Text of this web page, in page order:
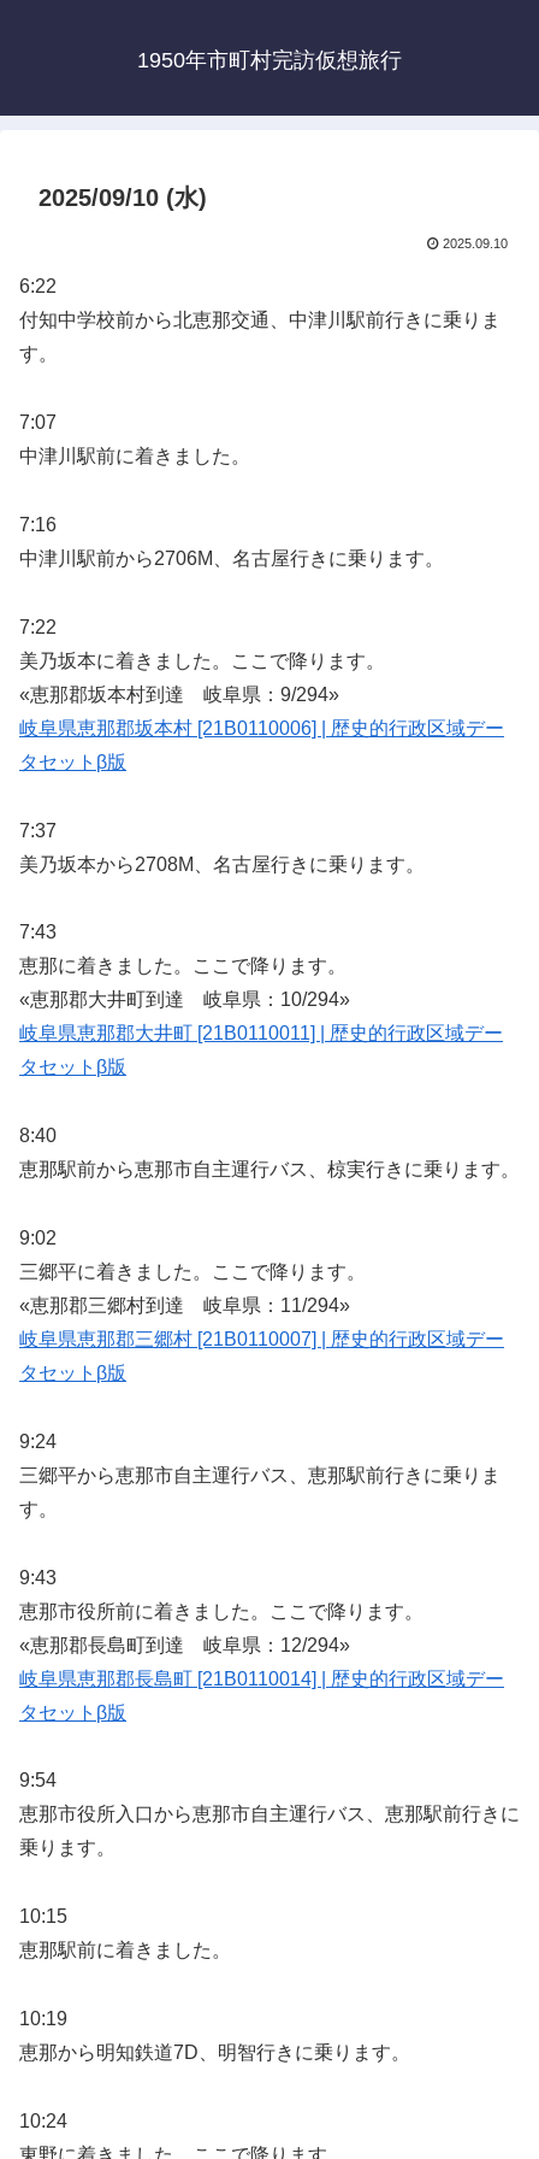
1950年市町村完訪仮想旅行
2025/09/10 (水)
2025.09.10
6:22
付知中学校前から北恵那交通、中津川駅前行きに乗りま
す。
7:07
中津川駅前に着きました。
7:16
中津川駅前から2706M、名古屋行きに乗ります。
7:22
美乃坂本に着きました。ここで降ります。
«恵那郡坂本村到達 岐阜県：9/294»
岐阜県恵那郡坂本村 [21B0110006] | 歴史的行政区域デー
タセットβ版
7:37
美乃坂本から2708M、名古屋行きに乗ります。
7:43
恵那に着きました。ここで降ります。
«恵那郡大井町到達 岐阜県：10/294»
岐阜県恵那郡大井町 [21B0110011] | 歴史的行政区域デー
タセットβ版
8:40
恵那駅前から恵那市自主運行バス、椋実行きに乗ります。
9:02
三郷平に着きました。ここで降ります。
«恵那郡三郷村到達 岐阜県：11/294»
岐阜県恵那郡三郷村 [21B0110007] | 歴史的行政区域デー
タセットβ版
9:24
三郷平から恵那市自主運行バス、恵那駅前行きに乗りま
す。
9:43
恵那市役所前に着きました。ここで降ります。
«恵那郡長島町到達 岐阜県：12/294»
岐阜県恵那郡長島町 [21B0110014] | 歴史的行政区域デー
タセットβ版
9:54
恵那市役所入口から恵那市自主運行バス、恵那駅前行きに
乗ります。
10:15
恵那駅前に着きました。
10:19
恵那から明知鉄道7D、明智行きに乗ります。
10:24
東野に着きました。ここで降ります。